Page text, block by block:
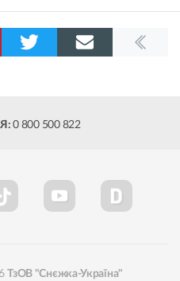
0 800 500 822
ТзОВ "Снєжка-Україна"